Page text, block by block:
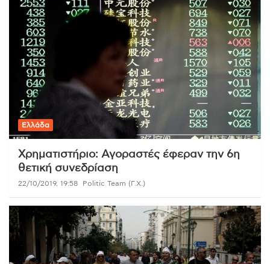
Ελλάδα
Χρηματιστήριο: Αγοραστές έφεραν την 6η
θετική συνεδρίαση
22/10/2019, 19:58 Politic Team (Γ.Χ.)